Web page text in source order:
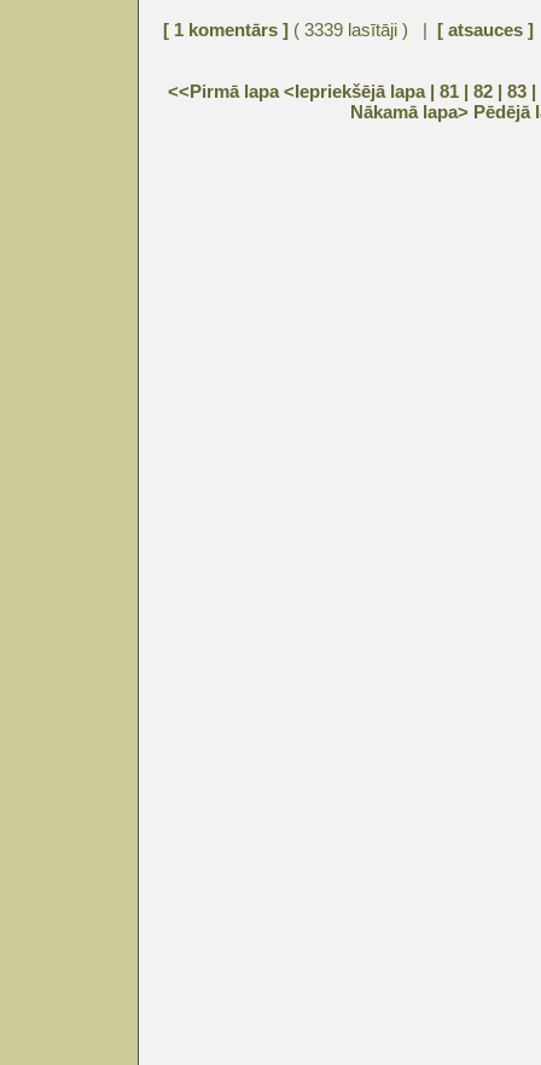
[ 1 komentārs ] ( 3339 lasītāji ) | [ atsauces ]
<<Pirmā lapa<Iepriekšējā lapa | 81 | 82 | 83 |
Nākamā lapa> Pēdējā